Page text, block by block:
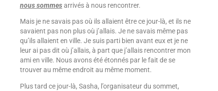
nous sommesarrivés à nous rencontrer.
Mais je ne savais pas où ils allaient être ce jour-là, et ils ne
savaient pas non plus où j’allais. Je ne savais même pas
qu’ils allaient en ville. Je suis parti bien avant eux et je ne
leur ai pas dit où j’allais, à part que j’allais rencontrer mon
ami en ville. Nous avons été étonnés par le fait de se
trouver au même endroit au même moment.
Plus tard ce jour-là, Sasha, l’organisateur du sommet,